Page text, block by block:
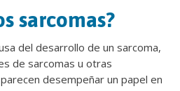
sarcomas?
del desarrollo de un sarcoma,
de sarcomas u otras
desempeñar un papel en